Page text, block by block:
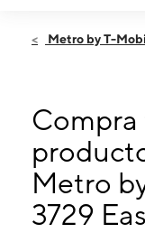
Viernes:10:00 a.
Martes:
10:00 a.
Miérc: 10:00 a.
Jueves:10:00 a.
3729 Eastern Ave
Metro by T-
Metro
3729